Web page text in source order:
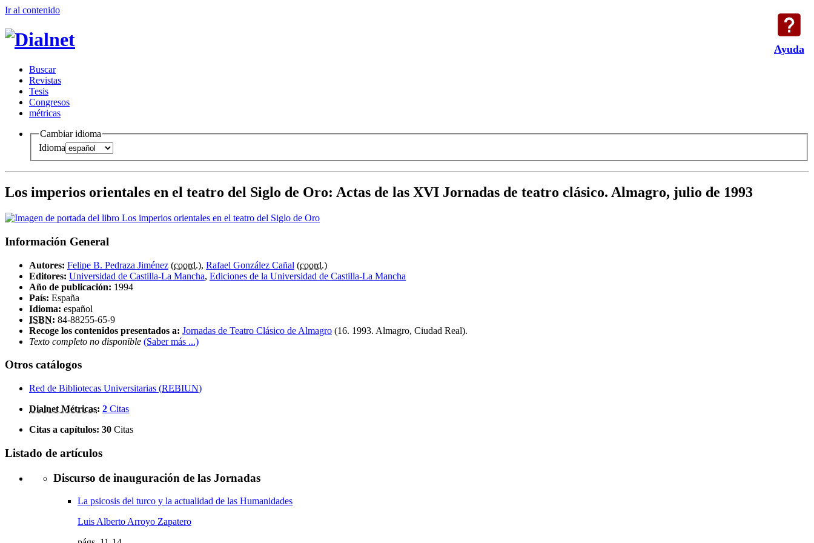
Ayuda
Ir al contenido
Buscar
Revistas
Tesis
Congresos
métricas
Cambiar idioma
Idioma
Los imperios orientales en el teatro del Siglo de Oro: Actas de las XVI Jornadas de teatro clásico. Almagro, julio de 1993
Información General
Autores: Felipe B. Pedraza Jiménez (coord.), Rafael González Cañal (coord.)
Editores: Universidad de Castilla-La Mancha, Ediciones de la Universidad de Castilla-La Mancha
Año de publicación: 1994
País: España
Idioma: español
ISBN: 84-88255-65-9
Recoge los contenidos presentados a: Jornadas de Teatro Clásico de Almagro (16. 1993. Almagro, Ciudad Real).
Texto completo no disponible (Saber más ...)
Otros catálogos
Red de Bibliotecas Universitarias (REBIUN)
Dialnet Métricas: 2 Citas
Citas a capítulos: 30 Citas
Listado de artículos
Discurso de inauguración de las Jornadas
La psicosis del turco y la actualidad de las Humanidades
Luis Alberto Arroyo Zapatero